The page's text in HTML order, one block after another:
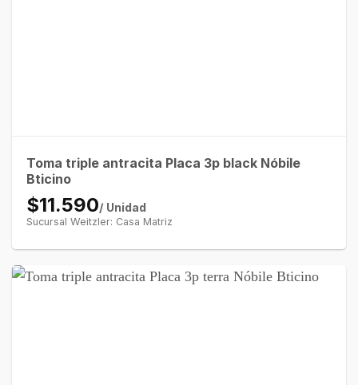
Toma triple antracita Placa 3p black Nóbile
Bticino
$11.590/ Unidad
Sucursal Weitzler: Casa Matriz